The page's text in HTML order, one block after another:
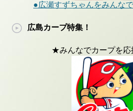
●広瀬すずちゃんをみんな
広島カープ特集！
★みんなでカープを応